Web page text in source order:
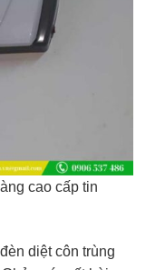
cao cấp tin
diệt côn trùng